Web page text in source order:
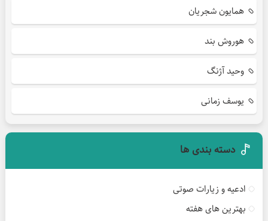
همایون شجریان
هوروش بند
وحید آژنگ
یوسف زمانی
دسته بندی ها
ادعیه و زیارات صوتی
بهترین های هفته